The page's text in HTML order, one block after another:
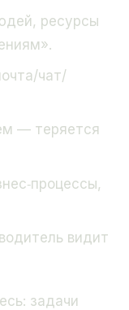
ресурсы
чат/
— теряется
видит
задачи